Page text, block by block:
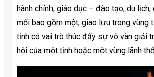
hành chính, giáo dục – đào tạo, du lịch,
mối bao gồm một, giao lưu trong vùng
tỉnh có vai trò thúc đẩy sự vô vàn giải
hội của một tỉnh hoặc một vùng lãnh